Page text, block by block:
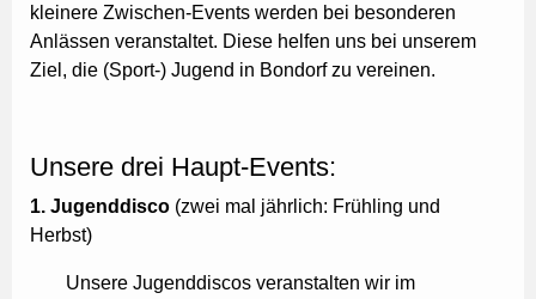
kleinere Zwischen-Events werden bei besonderen
Anlässen veranstaltet. Diese helfen uns bei unserem
Ziel, die (Sport-) Jugend in Bondorf zu vereinen.
Unsere drei Haupt-Events:
1. Jugenddisco (zwei mal jährlich: Frühling und
Herbst)
Unsere Jugenddiscos veranstalten wir im